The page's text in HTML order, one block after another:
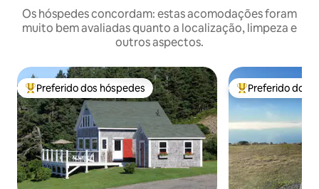
Os hóspedes concordam: estas acomodações foram
muito bem avaliadas quanto a localização, limpeza e
outros aspectos.
Entre os melhores preferidos dos hóspedes
Preferido dos hóspedes Entre os
Preferido dos